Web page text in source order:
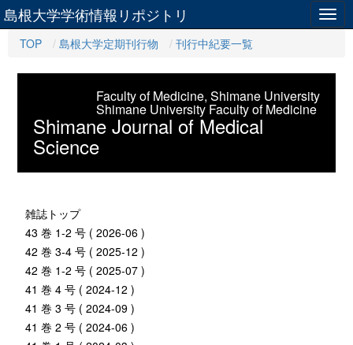
島根大学学術情報リポジトリ
TOP 島根大学定期刊行物 刊行中紀要一覧
Faculty of Medicine, Shimane University
Shimane University Faculty of Medicine
Shimane Journal of Medical
Science
雑誌トップ
43 巻 1-2 号 ( 2026-06 )
42 巻 3-4 号 ( 2025-12 )
42 巻 1-2 号 ( 2025-07 )
41 巻 4 号 ( 2024-12 )
41 巻 3 号 ( 2024-09 )
41 巻 2 号 ( 2024-06 )